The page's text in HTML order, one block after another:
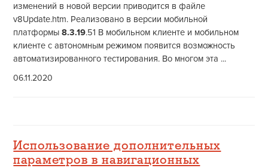
изменений в новой версии приводится в файле
v8Update.htm. Реализовано в версии мобильной
платформы8.3.19.51 В мобильном клиенте и мобильном
клиенте с автономным режимом появится возможность
автоматизированного тестирования. Во многом эта ...
06.11.2020
Использование дополнительных
параметров в навигационных